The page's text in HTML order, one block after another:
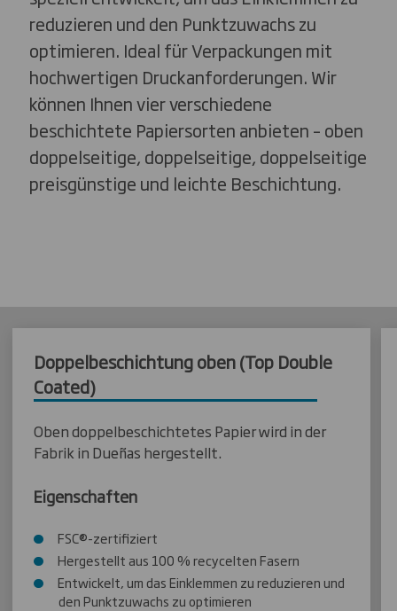
reduzieren und den Punktzuwachs zu
optimieren. Ideal für Verpackungen mit
hochwertigen Druckanforderungen. Wir
können Ihnen vier verschiedene
beschichtete Papiersorten anbieten – oben
doppelseitige, doppelseitige, doppelseitige
preisgünstige und leichte Beschichtung.
Doppelbeschichtung oben (Top Double
Coated)
Oben doppelbeschichtetes Papier wird in der
Fabrik in Dueñas hergestellt.
Eigenschaften
FSC®-zertifiziert
Hergestellt aus 100 % recycelten Fasern
Entwickelt, um das Einklemmen zu reduzieren und
den Punktzuwachs zu optimieren